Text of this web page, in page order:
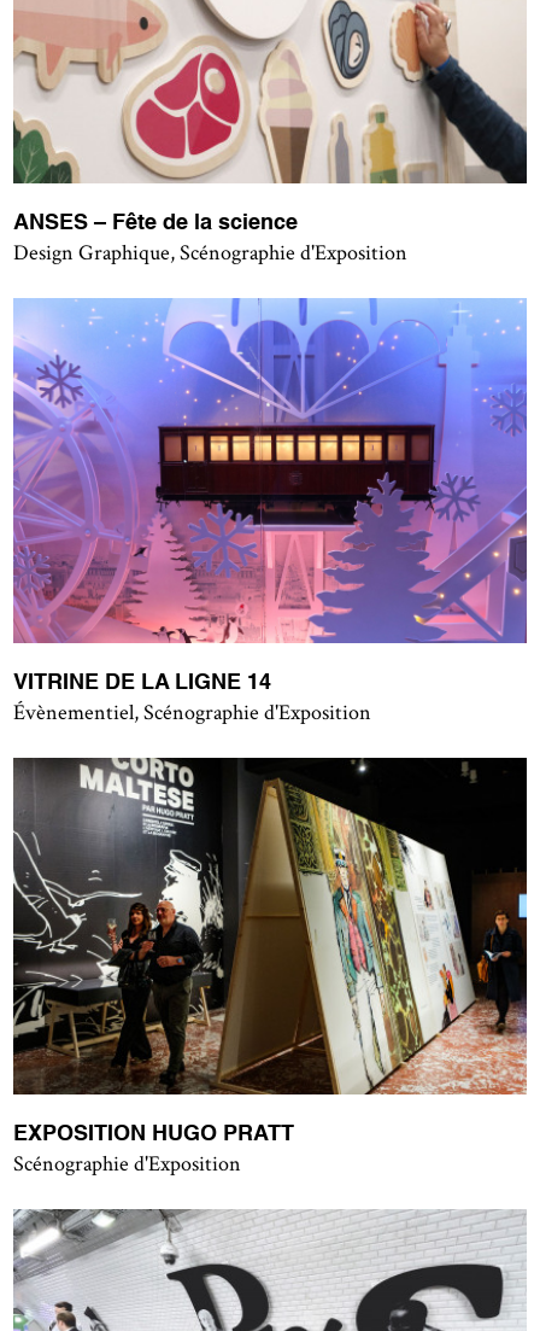
ANSES – Fête de la science
Design Graphique, Scénographie d'Exposition
VITRINE DE LA LIGNE 14
Évènementiel, Scénographie d'Exposition
EXPOSITION HUGO PRATT
Scénographie d'Exposition